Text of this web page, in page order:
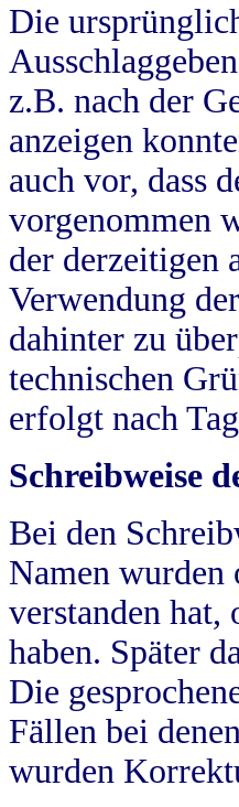
Die
z.B. nach der
anzeigen
auch vor, dass
vorgenommen
der derzeitigen
Verwendung
dahinter zu
technischen
erfolgt nach
Schreibweise
Bei den
Namen wurden
verstanden hat,
haben. Später
Die
Fällen bei
wurden